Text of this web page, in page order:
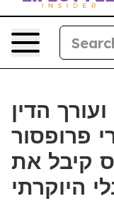
הדין
פרופסור
קיבל את
היוקרתי